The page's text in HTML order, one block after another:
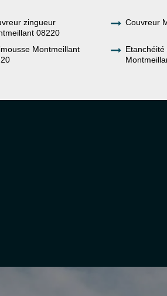
zingueur
08220
Couvreur
Montmeillant